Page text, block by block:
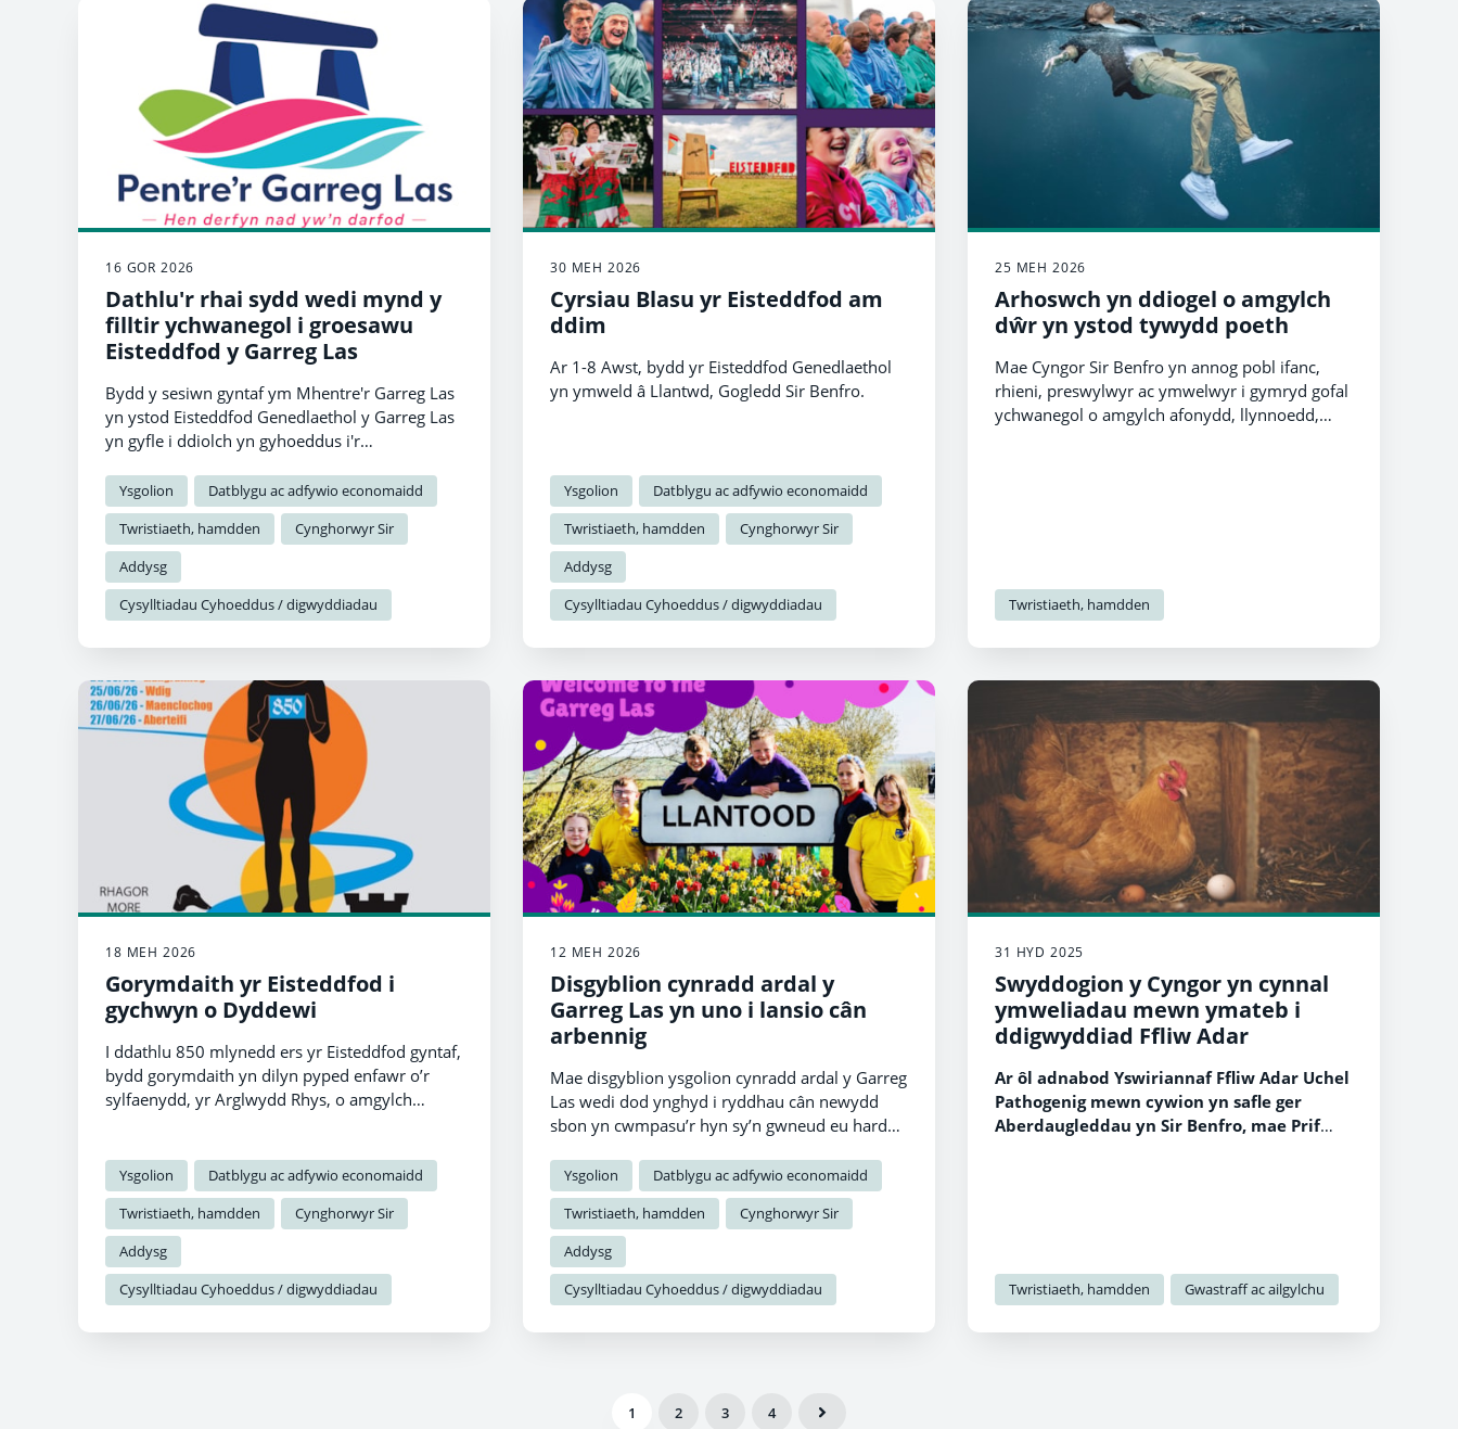
16 GOR 2026
Dathlu'r rhai sydd wedi mynd y
filltir ychwanegol i groesawu
Eisteddfod y Garreg Las
Bydd y sesiwn gyntaf ym Mhentre'r Garreg Las
yn ystod Eisteddfod Genedlaethol y Garreg Las
yn gyfle i ddiolch yn gyhoeddus i'r
ychwanegol yn eu pwyllgorau codi arian lleol.
Ysgolion
Datblygu ac adfywio economaidd
Twristiaeth, hamdden
Cynghorwyr Sir
Addysg
Cysylltiadau Cyhoeddus / digwyddiadau
30 MEH 2026
Cyrsiau Blasu yr Eisteddfod am
ddim
Ar 1-8 Awst, bydd yr Eisteddfod Genedlaethol
yn ymweld â Llantwd, Gogledd Sir Benfro.
Ysgolion
Datblygu ac adfywio economaidd
Twristiaeth, hamdden
Cynghorwyr Sir
Addysg
Cysylltiadau Cyhoeddus / digwyddiadau
25 MEH 2026
Arhoswch yn ddiogel o amgylch
dŵr yn ystod tywydd poeth
Mae Cyngor Sir Benfro yn annog pobl ifanc,
rhieni, preswylwyr ac ymwelwyr i gymryd gofal
ychwanegol o amgylch afonydd, llynnoedd,
Twristiaeth, hamdden
18 MEH 2026
Gorymdaith yr Eisteddfod i
gychwyn o Dyddewi
I ddathlu 850 mlynedd ers yr Eisteddfod gyntaf,
bydd gorymdaith yn dilyn pyped enfawr o’r
sylfaenydd, yr Arglwydd Rhys, o amgylch
Ysgolion
Datblygu ac adfywio economaidd
Twristiaeth, hamdden
Cynghorwyr Sir
Addysg
Cysylltiadau Cyhoeddus / digwyddiadau
12 MEH 2026
Disgyblion cynradd ardal y
Garreg Las yn uno i lansio cân
arbennig
Mae disgyblion ysgolion cynradd ardal y Garreg
Las wedi dod ynghyd i ryddhau cân newydd
sbon yn cwmpasu’r hyn sy’n gwneud eu hardal
Ysgolion
Datblygu ac adfywio economaidd
Twristiaeth, hamdden
Cynghorwyr Sir
Addysg
Cysylltiadau Cyhoeddus / digwyddiadau
31 HYD 2025
Swyddogion y Cyngor yn cynnal
ymweliadau mewn ymateb i
ddigwyddiad Ffliw Adar
Ar ôl adnabod Yswiriannaf Ffliw Adar Uchel
Pathogenig mewn cywion yn safle ger
Aberdaugleddau yn Sir Benfro, mae Prif
Twristiaeth, hamdden Gwastraff ac ailgylchu
1 2 3 4